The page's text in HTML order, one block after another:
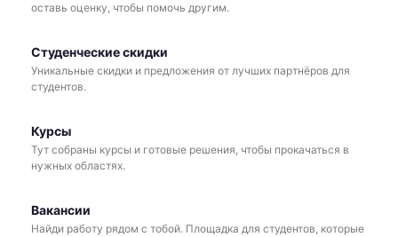
оставь оценку, чтобы помочь другим.
Студенческие скидки
Уникальные скидки и предложения от лучших партнёров для
студентов.
Курсы
Тут собраны курсы и готовые решения, чтобы прокачаться в
нужных областях.
Вакансии
Найди работу рядом с тобой. Площадка для студентов, которые